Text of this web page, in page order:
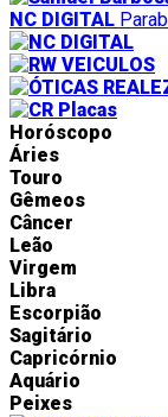
NC DIGITAL
Horóscopo
Áries
Touro
Gêmeos
Câncer
Leão
Virgem
Libra
Escorpião
Sagitário
Capricórnio
Aquário
Peixes